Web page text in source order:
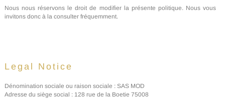
Nous nous réservons le droit de modifier la présente politique. Nous vous
invitons donc à la consulter fréquemment.
Legal Notice
Dénomination sociale ou raison sociale : SAS MOD
Adresse du siège social : 128 rue de la Boetie 75008